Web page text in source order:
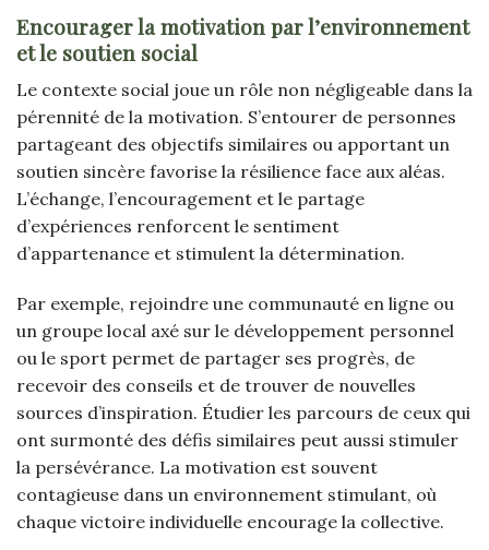
Encourager la motivation par l’environnement
et le soutien social
Le contexte social joue un rôle non négligeable dans la
pérennité de la motivation. S’entourer de personnes
partageant des objectifs similaires ou apportant un
soutien sincère favorise la résilience face aux aléas.
L’échange, l’encouragement et le partage
d’expériences renforcent le sentiment
d’appartenance et stimulent la détermination.
Par exemple, rejoindre une communauté en ligne ou
un groupe local axé sur le développement personnel
ou le sport permet de partager ses progrès, de
recevoir des conseils et de trouver de nouvelles
sources d’inspiration. Étudier les parcours de ceux qui
ont surmonté des défis similaires peut aussi stimuler
la persévérance. La motivation est souvent
contagieuse dans un environnement stimulant, où
chaque victoire individuelle encourage la collective.